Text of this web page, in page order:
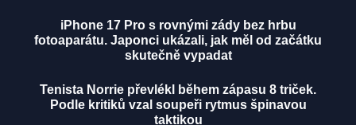
iPhone 17 Pro s rovnými zády bez hrbu
fotoaparátu. Japonci ukázali, jak měl od začátku
skutečně vypadat
Tenista Norrie převlékl během zápasu 8 triček.
Podle kritiků vzal soupeři rytmus špinavou
taktikou